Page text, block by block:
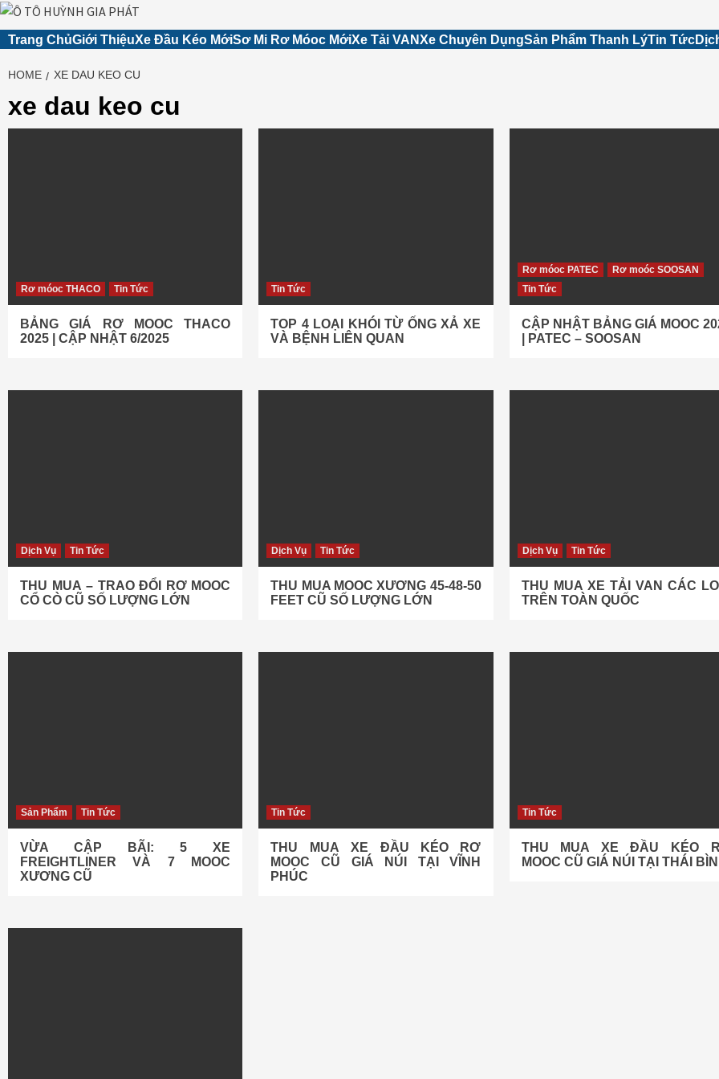
Skip
to
content
Trang ChủGiới ThiệuXe Đầu Kéo MớiSơ Mi Rơ Móoc MớiXe Tải VANXe Chuyên DụngSản Phẩm Thanh LýTin Tức
HOME XE DAU KEO CU
xe dau keo cu
Rơ móoc THACO Tin Tức
BẢNG GIÁ RƠ MOOC THACO
2025 | CẬP NHẬT 6/2025
Tin Tức
TOP 4 LOẠI KHÓI TỪ ỐNG XẢ XE
VÀ BỆNH LIÊN QUAN
Rơ móoc PATEC
Rơ moóc SOOSAN
Tin Tức
CẬP NHẬT BẢNG GIÁ MOOC
| PATEC – SOOSAN
Dịch Vụ Tin Tức
THU MUA – TRAO ĐỔI RƠ MOOC
CỔ CÒ CŨ SỐ LƯỢNG LỚN
Dịch Vụ Tin Tức
THU MUA MOOC XƯƠNG 45-48-50
FEET CŨ SỐ LƯỢNG LỚN
Dịch Vụ Tin Tức
THU MUA XE TẢI VAN CÁC
TRÊN TOÀN QUỐC
Sản Phẩm Tin Tức
VỪA CẬP BÃI: 5 XE
FREIGHTLINER VÀ 7 MOOC
XƯƠNG CŨ
Tin Tức
THU MUA XE ĐẦU KÉO RƠ
MOOC CŨ GIÁ NÚI TẠI VĨNH
PHÚC
Tin Tức
THU MUA XE ĐẦU KÉO
MOOC CŨ GIÁ NÚI TẠI THÁI